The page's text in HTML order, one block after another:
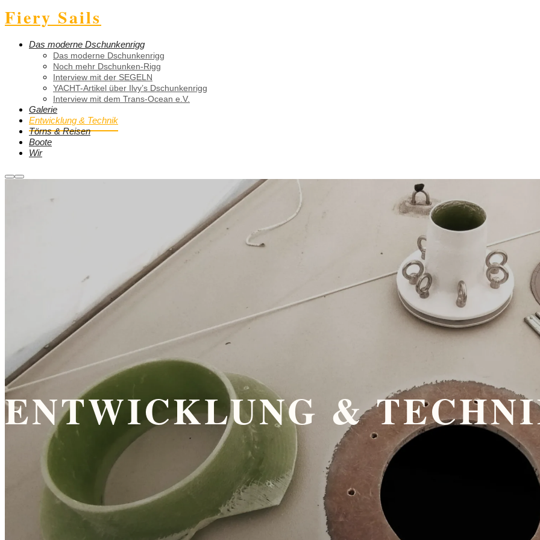
Fiery Sails
Das moderne Dschunkenrigg
Das moderne Dschunkenrigg
Noch mehr Dschunken-Rigg
Interview mit der SEGELN
YACHT-Artikel über Ilvy’s Dschunkenrigg
Interview mit dem Trans-Ocean e.V.
Galerie
Entwicklung & Technik
Törns & Reisen
Boote
Wir
Weitere
Hauptmenü
ENTWICKLUNG &